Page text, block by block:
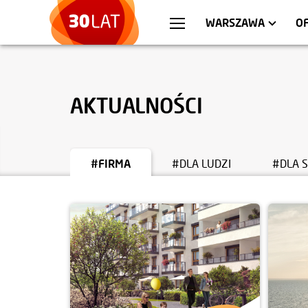
WARSZAWA
WROCŁAW
MIESZKANIA
AKTUALNOŚCI
#FIRMA #DLA LUDZI #DLA